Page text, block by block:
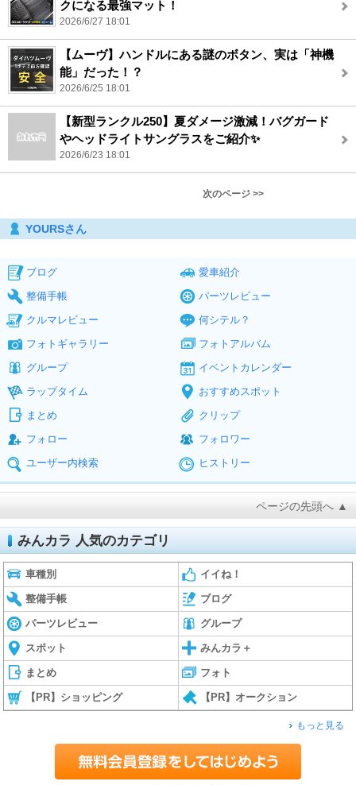
クになる最強マット！
2026/6/27 18:01
【ムーヴ】ハンドルにある謎のボタン、実は「神機
能」だった！？
2026/6/25 18:01
【新型ランクル250】夏ダメージ激減！バグガード
やヘッドライトサングラスをご紹介✨
2026/6/23 18:01
次のページ >>
YOURSさん
ブログ
愛車紹介
整備手帳
パーツレビュー
クルマレビュー
何シテル？
フォトギャラリー
フォトアルバム
グループ
イベントカレンダー
ラップタイム
おすすめスポット
まとめ
クリップ
フォロー
フォロワー
ユーザー内検索
ヒストリー
ページの先頭へ ▲
みんカラ 人気のカテゴリ
車種別 イイね！
整備手帳 ブログ
パーツレビュー グループ
スポット みんカラ＋
まとめ フォト
【PR】ショッピング 【PR】オークション
もっと見る